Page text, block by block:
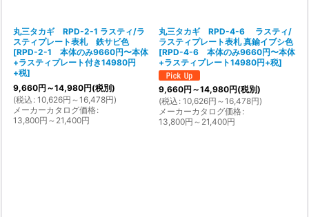
丸三タカギ RPD-2-1 ラスティ/ラ
スティプレート表札 鉄サビ色
[RPD-2-1 本体のみ9660円〜本体
+ラスティプレート付き14980円
+税]
9,660円 ～14,980円(税別)
(税込 : 10,626円 ～16,478円)
メーカーカタログ価格:
13,800円 ～21,400円
丸三タカギ RPD-4-6 ラスティ/
ラスティプレート表札 真鍮イブシ色
[RPD-4-6 本体のみ9660円〜本体
+ラスティプレート14980円+税]
9,660円 ～14,980円(税別)
(税込 : 10,626円 ～16,478円)
メーカーカタログ価格:
13,800円 ～21,400円